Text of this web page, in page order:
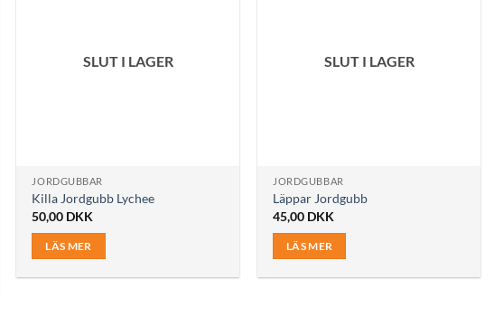
SLUT I LAGER
JORDGUBBAR
Killa Jordgubb Lychee
50,00 DKK
LÄS MER
SLUT I LAGER
JORDGUBBAR
Läppar Jordgubb
45,00 DKK
LÄS MER